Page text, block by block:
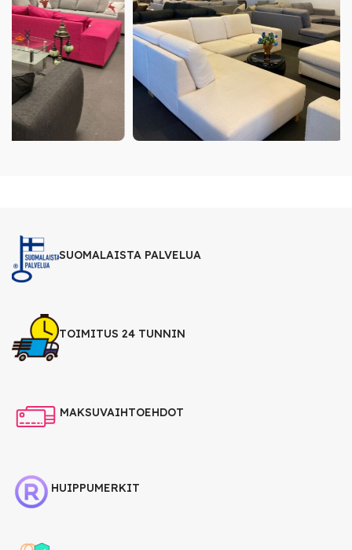
SUOMALAISTA PALVELUA
TOIMITUS 24 TUNNIN
MAKSUVAIHTOEHDOT
HUIPPUMERKIT